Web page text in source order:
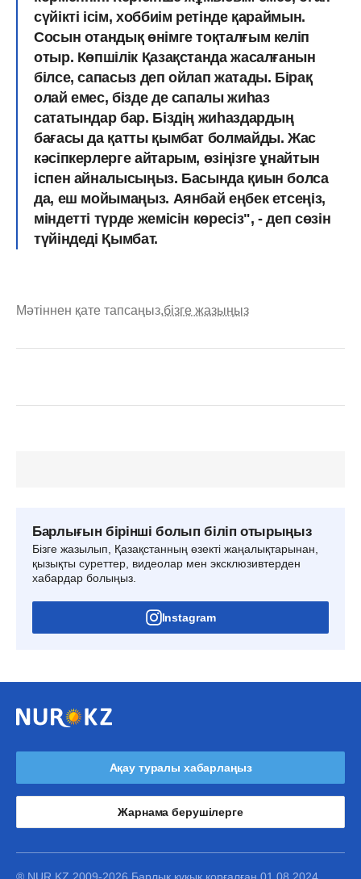
сүйікті ісім, хоббиім ретінде қараймын.
Сосын отандық өнімге тоқталғым келіп
отыр. Көпшілік Қазақстанда жасалғанын
білсе, сапасыз деп ойлап жатады. Бірақ
олай емес, бізде де сапалы жиһаз
сататындар бар. Біздің жиһаздардың
бағасы да қатты қымбат болмайды. Жас
кәсіпкерлерге айтарым, өзіңізге ұнайтын
іспен айналысыңыз. Басында қиын болса
да, еш мойымаңыз. Аянбай еңбек етсеңіз,
міндетті түрде жемісін көресіз", - деп сөзін
түйіндеді Қымбат.
Мәтіннен қате тапсаңыз,бізге жазыңыз
Барлығын бірінші болып біліп отырыңыз
Бізге жазылып, Қазақстанның өзекті жаңалықтарынан,
қызықты суреттер, видеолар мен эксклюзивтерден
хабардар болыңыз.
Instagram
Ақау туралы хабарлаңыз
Жарнама берушілерге
® NUR.KZ 2009-2026 Барлық құқық қорғалған 01.08.2024